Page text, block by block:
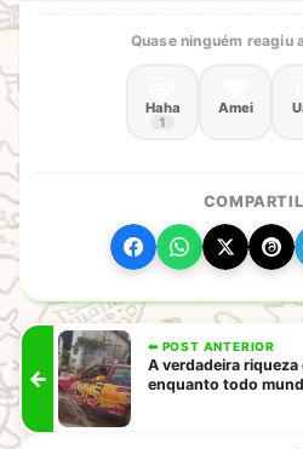
Quase ninguém reagiu
Haha
1
Amei
←
⬅ POST ANTERIOR
A verdadeira
enquanto todo